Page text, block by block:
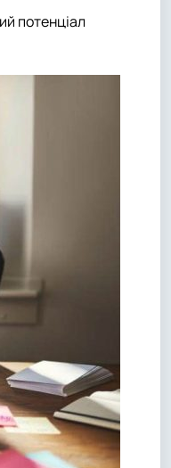
потенціал